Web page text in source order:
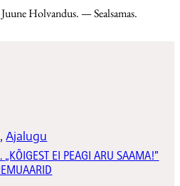
Holvandus. — Sealsamas.
, Ajalugu
EI PEAGI ARU SAAMA!”